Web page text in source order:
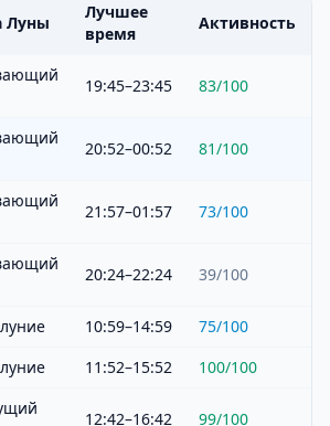
Луны
Лучшее
время
Активность
19:45–23:45 83/100
20:52–00:52 81/100
21:57–01:57 73/100
20:24–22:24 39/100
10:59–14:59 75/100
11:52–15:52 100/100
12:42–16:42 99/100